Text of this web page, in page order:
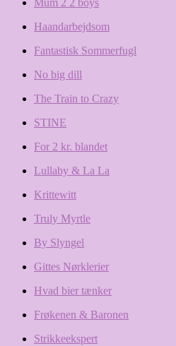
Mum 2 2 boys
Haandarbejdsom
Fantastisk Sommerfugl
No big dill
The Train to Crazy
STINE
For 2 kr. blandet
Lullaby & La La
Krittewitt
Truly Myrtle
By Slyngel
Gittes Nørklerier
Hvad bier tænker
Frøkenen & Baronen
Strikkeekspert